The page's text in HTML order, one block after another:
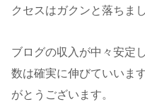
クセスはガクンと落ちまし
ブログの収入が中々安定
数は確実に伸びていいま
がとうございます。